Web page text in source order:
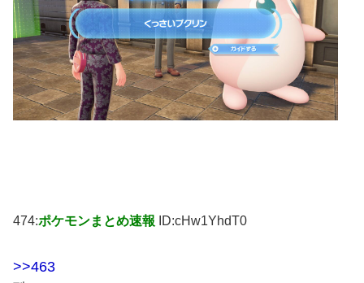
474:ポケモンまとめ速報 ID:cHw1YhdT0
>>463